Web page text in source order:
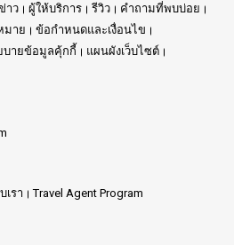
าว ผู้ให้บริการ รีวิว
คำถามที่พบบ่อย
มาย
ข้อกำหนดและเงื่อนไข
บายข้อมูลคุ้กกี้
แผนผังเว็บไซต์
เรา Travel Agent Program